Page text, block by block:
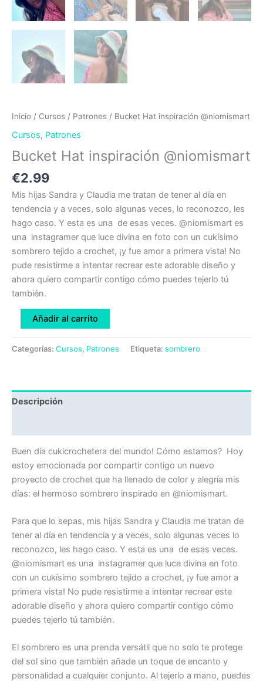
Inicio / Cursos / Patrones / Bucket Hat inspiración @niomismart
Cursos, Patrones
Bucket Hat inspiración @niomismart
€2.99
Mis hijas Sandra y Claudia me tratan de tener al día en
tendencia y a veces, solo algunas veces, lo reconozco, les
hago caso. Y esta es una de esas veces. @niomismart es
una instagramer que luce divina en foto con un cukísimo
sombrero tejido a crochet, ¡y fue amor a primera vista! No
pude resistirme a intentar recrear este adorable diseño y
ahora quiero compartir contigo cómo puedes tejerlo tú
también.
Añadir al carrito
Categorías: Cursos, Patrones Etiqueta: sombrero
Descripción
Buen día cukicrochetera del mundo! Cómo estamos? Hoy
estoy emocionada por compartir contigo un nuevo
proyecto de crochet que ha llenado de color y alegría mis
días: el hermoso sombrero inspirado en @niomismart.
Para que lo sepas, mis hijas Sandra y Claudia me tratan de
tener al día en tendencia y a veces, solo algunas veces lo
reconozco, les hago caso. Y esta es una de esas veces.
@niomismart es una instagramer que luce divina en foto
con un cukísimo sombrero tejido a crochet, ¡y fue amor a
primera vista! No pude resistirme a intentar recrear este
adorable diseño y ahora quiero compartir contigo cómo
puedes tejerlo tú también.
El sombrero es una prenda versátil que no solo te protege
del sol sino que también añade un toque de encanto y
personalidad a cualquier conjunto. Al tejerlo a mano, puedes